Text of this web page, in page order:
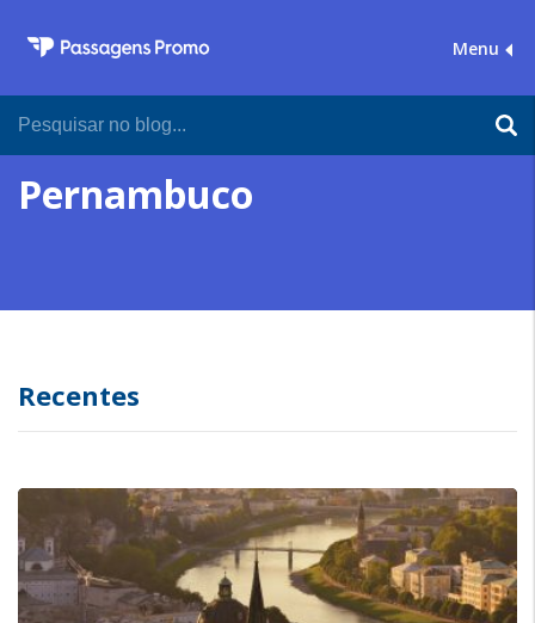
Menu
Pernambuco
Recentes